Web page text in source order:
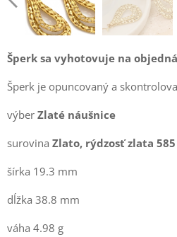
Šperk sa vyhotovuje na
Šperk je opuncovaný a
výber Zlaté náušnice
surovina Zlato, rýdzosť zlata
šírka 19.3 mm
dĺžka 38.8 mm
váha 4.98 g